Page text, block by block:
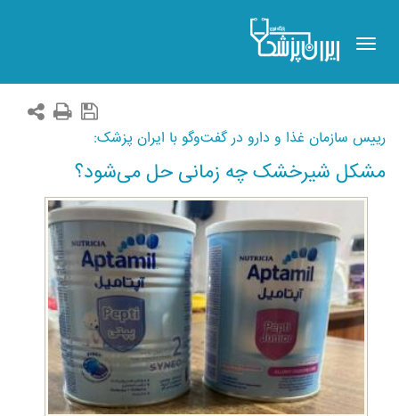
Toggle
navigation
رییس سازمان غذا و دارو در گفت‌وگو با ایران پزشک:
مشکل شیرخشک چه زمانی حل می‌شود؟